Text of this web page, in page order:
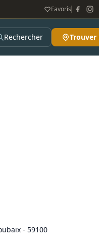
Favoris
Rechercher
- 59100